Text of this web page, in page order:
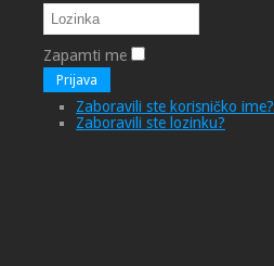
Zapamti me
Prijava
Zaboravili ste korisničko ime?
Zaboravili ste lozinku?